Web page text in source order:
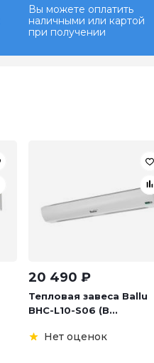
Вы можете оплатить
наличными или картой
при получении
20 490 ₽
Тепловая завеса Ballu
BHC-L10-S06 (B...
Нет оценок